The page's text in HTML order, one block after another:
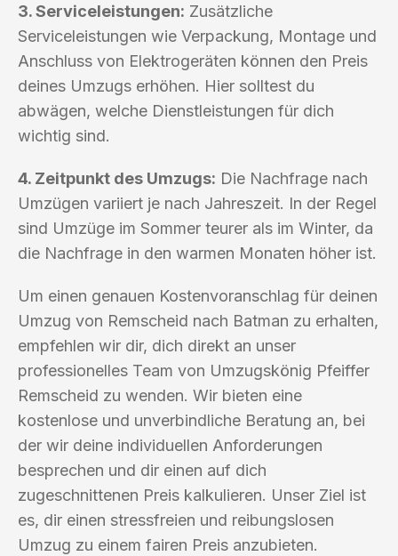
3. Serviceleistungen: Zusätzliche
Serviceleistungen wie Verpackung, Montage und
Anschluss von Elektrogeräten können den Preis
deines Umzugs erhöhen. Hier solltest du
abwägen, welche Dienstleistungen für dich
wichtig sind.
4. Zeitpunkt des Umzugs: Die Nachfrage nach
Umzügen variiert je nach Jahreszeit. In der Regel
sind Umzüge im Sommer teurer als im Winter, da
die Nachfrage in den warmen Monaten höher ist.
Um einen genauen Kostenvoranschlag für deinen
Umzug von Remscheid nach Batman zu erhalten,
empfehlen wir dir, dich direkt an unser
professionelles Team von Umzugskönig Pfeiffer
Remscheid zu wenden. Wir bieten eine
kostenlose und unverbindliche Beratung an, bei
der wir deine individuellen Anforderungen
besprechen und dir einen auf dich
zugeschnittenen Preis kalkulieren. Unser Ziel ist
es, dir einen stressfreien und reibungslosen
Umzug zu einem fairen Preis anzubieten.